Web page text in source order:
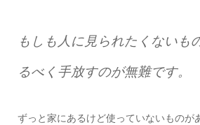
もしも人に見られたくないも
るべく手放すのが無難です。
ずっと家にあるけど使っていないものが